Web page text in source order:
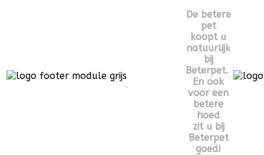
De betere
pet
koopt u
natuurlijk
bij
Beterpet.
En ook
voor een
betere
hoed
zit u bij
Beterpet
goed!